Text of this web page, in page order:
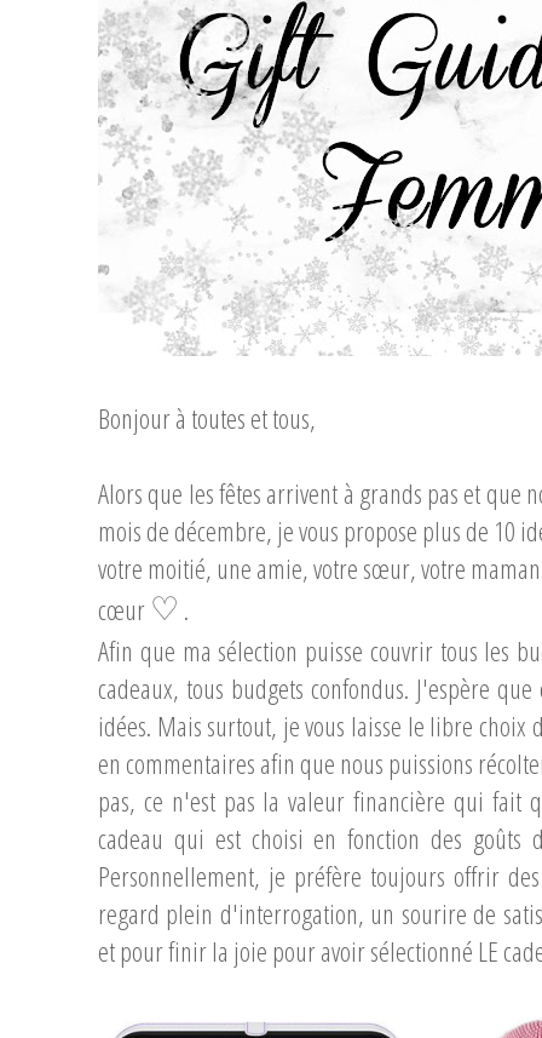
Bonjour à toutes et tous,
Alors que les fêtes arrivent à grands pas et
mois de décembre, je vous propose plus de 10
votre moitié, une amie, votre sœur, votre
cœur ♡ .
Afin que ma sélection puisse couvrir tous les
cadeaux, tous budgets confondus. J'espère
idées. Mais surtout, je vous laisse le libre
en commentaires afin que nous puissions
pas, ce n'est pas la valeur financière qui fait
cadeau qui est choisi en fonction des goûts
Personnellement, je préfère toujours offrir
regard plein d'interrogation, un sourire de
et pour finir la joie pour avoir sélectionné LE